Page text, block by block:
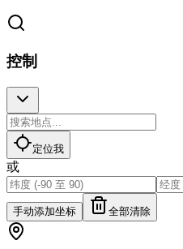
控制
定位我
或
手动添加坐标 全部清除